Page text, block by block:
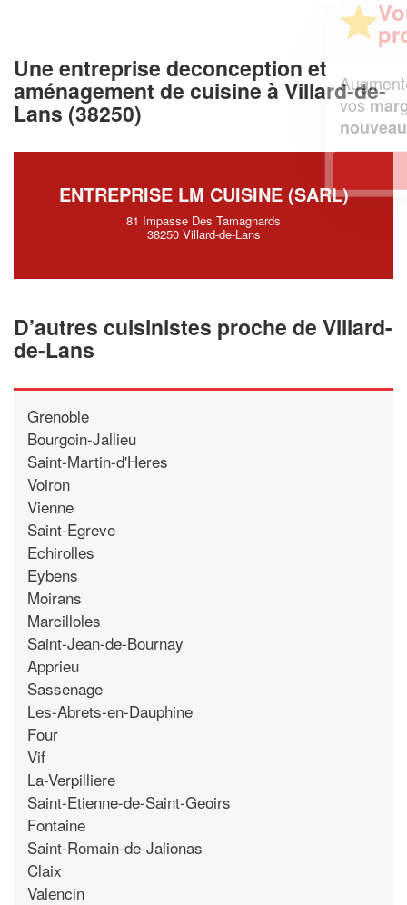
Une entreprise deconception et
aménagement de cuisine à Villard-de-
Lans (38250)
ENTREPRISE LM CUISINE (SARL)
81 Impasse Des Tamagnards
38250 Villard-de-Lans
D’autres cuisinistes proche de Villard-
de-Lans
Grenoble
Bourgoin-Jallieu
Saint-Martin-d'Heres
Voiron
Vienne
Saint-Egreve
Echirolles
Eybens
Moirans
Marcilloles
Saint-Jean-de-Bournay
Apprieu
Sassenage
Les-Abrets-en-Dauphine
Four
Vif
La-Verpilliere
Saint-Etienne-de-Saint-Geoirs
Fontaine
Saint-Romain-de-Jalionas
Claix
Valencin
Augmentez votrechiffre d'affaireset
vosmargestout en gagnant de
nouveaux clients